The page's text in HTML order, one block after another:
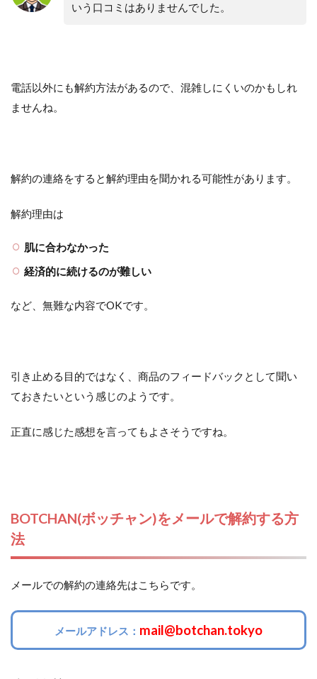
いう口コミはありませんでした。
電話以外にも解約方法があるので、混雑しにくいのかもしれ
ませんね。
解約の連絡をすると解約理由を聞かれる可能性があります。
解約理由は
肌に合わなかった
経済的に続けるのが難しい
など、無難な内容でOKです。
引き止める目的ではなく、商品のフィードバックとして聞い
ておきたいという感じのようです。
正直に感じた感想を言ってもよさそうですね。
BOTCHAN(ボッチャン)をメールで解約する方
法
メールでの解約の連絡先はこちらです。
メールアドレス： mail@botchan.tokyo